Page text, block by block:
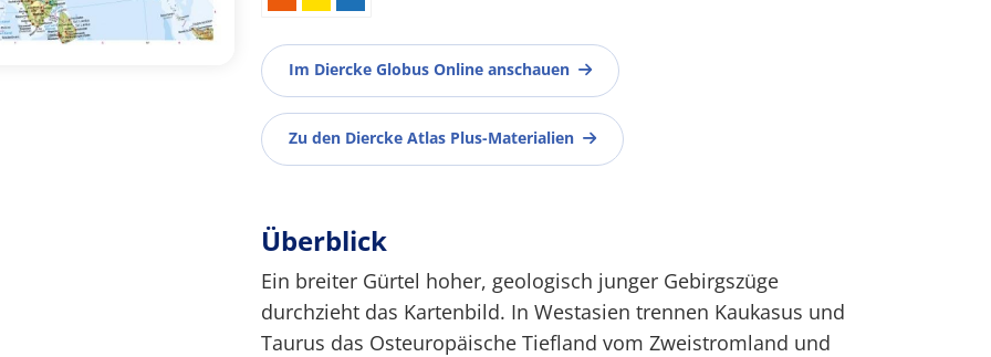
Im Diercke Globus Online anschauen
Zu den Diercke Atlas Plus-Materialien
Überblick
Ein breiter Gürtel hoher, geologisch junger Gebirgszüge
durchzieht das Kartenbild. In Westasien trennen Kaukasus und
Taurus das Osteuropäische Tiefland vom Zweistromland und